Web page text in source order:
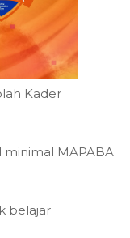
Kader
minimal MAPABA
belajar